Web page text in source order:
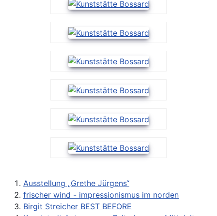
Ausstellung „Grethe Jürgens“
frischer wind - impressionismus im norden
Birgit Streicher BEST BEFORE